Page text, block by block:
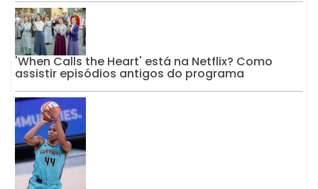
'When Calls the Heart' está na Netflix? Como
assistir episódios antigos do programa